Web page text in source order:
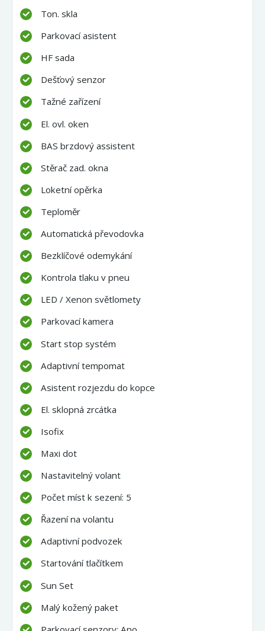
Ton. skla
Parkovací asistent
HF sada
Dešťový senzor
Tažné zařízení
El. ovl. oken
BAS brzdový assistent
Stěrač zad. okna
Loketní opěrka
Teploměr
Automatická převodovka
Bezklíčové odemykání
Kontrola tlaku v pneu
LED / Xenon světlomety
Parkovací kamera
Start stop systém
Adaptivní tempomat
Asistent rozjezdu do kopce
El. sklopná zrcátka
Isofix
Maxi dot
Nastavitelný volant
Počet míst k sezení: 5
Řazení na volantu
Adaptivní podvozek
Startování tlačítkem
Sun Set
Malý kožený paket